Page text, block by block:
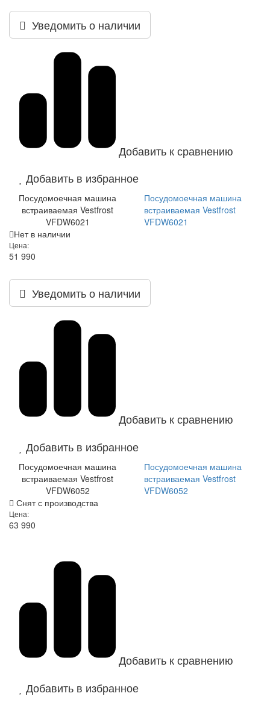
Уведомить о наличии
Добавить к сравнению
Добавить в избранное
Посудомоечная машина
встраиваемая Vestfrost
VFDW6021
Посудомоечная машина
встраиваемая Vestfrost
VFDW6021
Нет в наличии
Цена:
51 990
Уведомить о наличии
Добавить к сравнению
Добавить в избранное
Посудомоечная машина
встраиваемая Vestfrost
VFDW6052
Посудомоечная машина
встраиваемая Vestfrost
VFDW6052
Снят с производства
Цена:
63 990
Добавить к сравнению
Добавить в избранное